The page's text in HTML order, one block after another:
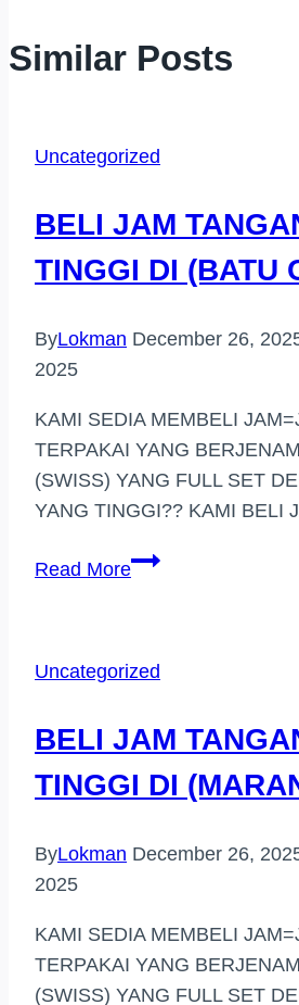
Similar Posts
Uncategorized
BELI JAM
TINGGI DI (BATU
ByLokman December 26,
2025
KAMI SEDIA MEMBELI
TERPAKAI YANG
(SWISS) YANG FULL SET
YANG TINGGI?? KAMI BELI
Read MoreBELI
TINGGI
(BATU
CAVES)
Uncategorized
BELI JAM
TINGGI DI
ByLokman December 26,
2025
KAMI SEDIA MEMBELI
TERPAKAI YANG
(SWISS) YANG FULL SET